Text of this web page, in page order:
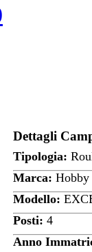
Dettagli
Tipologia:
Marca: Hobby
Modello:
Posti: 4
Anno